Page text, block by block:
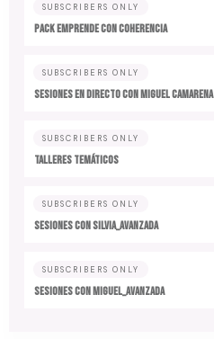
SUBSCRIBERS ONLY
PACK EMPRENDE CON COHERENCIA
SUBSCRIBERS ONLY
SESIONES EN DIRECTO CON MIGUEL CAMARENA
SUBSCRIBERS ONLY
TALLERES TEMÁTICOS
SUBSCRIBERS ONLY
SESIONES CON SILVIA_AVANZADA
SUBSCRIBERS ONLY
SESIONES CON MIGUEL_AVANZADA